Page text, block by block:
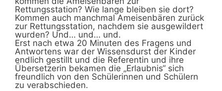
Rettungsstation? Wie lange bleiben sie dort?
Kommen auch manchmal Ameisenbären zurück
zur Rettungsstation, nachdem sie ausgewildert
wurden? Und… und… und.
Erst nach etwa 20 Minuten des Fragens und
Antwortens war der Wissensdurst der Kinder
endlich gestillt und die Referentin und ihre
Übersetzerin bekamen die „Erlaubnis“ sich
freundlich von den Schülerinnen und Schülern
zu verabschieden.